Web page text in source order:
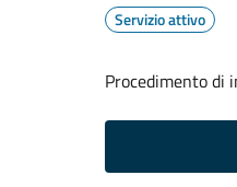
Servizio attivo
Procedimento di